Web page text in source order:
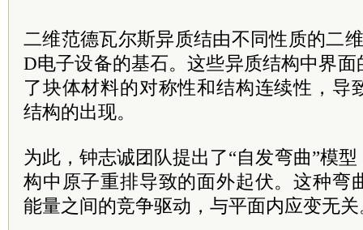
二维范德瓦尔斯异质结由不同性质的二
D电子设备的基石。这些异质结构中界
了块体材料的对称性和结构连续性，导
结构的出现。
为此，钟志诚团队提出了“自发弯曲”模
构中原子重排导致的面外起伏。这种弯
能量之间的竞争驱动，与平面内应变无关